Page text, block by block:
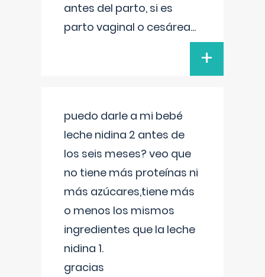
antes del parto, si es
parto vaginal o cesárea...
+
puedo darle a mi bebé
leche nidina 2 antes de
los seis meses? veo que
no tiene más proteínas ni
más azúcares,tiene más
o menos los mismos
ingredientes que la leche
nidina 1.
gracias